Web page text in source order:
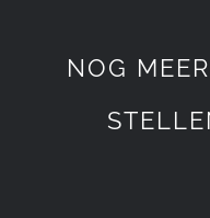
NOG